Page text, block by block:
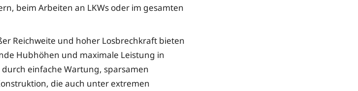
beim Arbeiten an LKWs oder im gesamten
Reichweite und hoher Losbrechkraft bieten
Hubhöhen und maximale Leistung in
einfache Wartung, sparsamen
die auch unter extremen